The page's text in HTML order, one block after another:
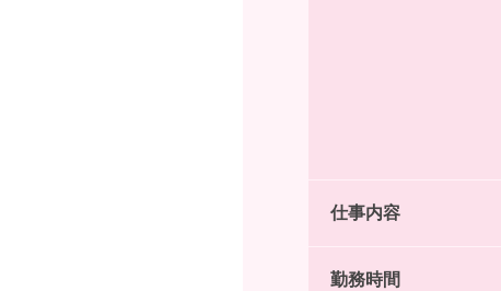
仕事内容
勤務時間